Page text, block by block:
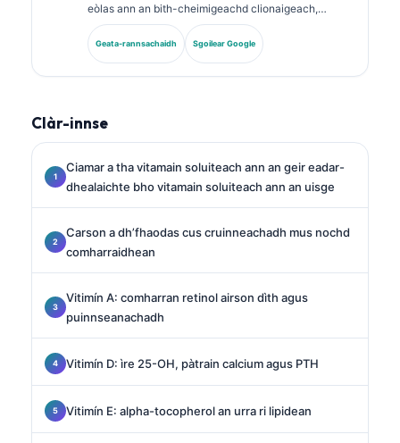
eòlas ann an bith-cheimigeachd clionaigeach,
leigheas-lann, agus rannsachadh biomarkers. B’ e
seann Cheann-suidhe Comann Ceimigeachd
Clionaigeach na Gearmailt a bh’ ann, agus tha e gu
Geata-rannsachaidh Sgoilear Google
Clàr-innse
Ciamar a tha vitamain soluiteach ann an geir eadar-
dhealaichte bho vitamain soluiteach ann an uisge
Carson a dh’fhaodas cus cruinneachadh mus nochd
comharraidhean
Vitimín A: comharran retinol airson dìth agus
puinnseanachadh
Vitimín D: ìre 25-OH, pàtrain calcium agus PTH
Vitimín E: alpha-tocopherol an urra ri lipidean